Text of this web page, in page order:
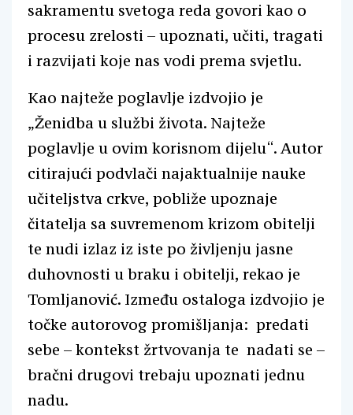
sakramentu svetoga reda govori kao o
procesu zrelosti – upoznati, učiti, tragati
i razvijati koje nas vodi prema svjetlu.
Kao najteže poglavlje izdvojio je
„Ženidba u službi života. Najteže
poglavlje u ovim korisnom dijelu“. Autor
citirajući podvlači najaktualnije nauke
učiteljstva crkve, pobliže upoznaje
čitatelja sa suvremenom krizom obitelji
te nudi izlaz iz iste po življenju jasne
duhovnosti u braku i obitelji, rekao je
Tomljanović. Između ostaloga izdvojio je
točke autorovog promišljanja: predati
sebe – kontekst žrtvovanja te nadati se –
bračni drugovi trebaju upoznati jednu
nadu.